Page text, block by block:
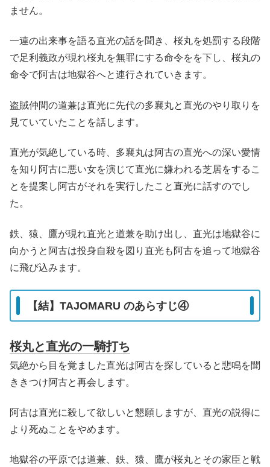
ません。
一連の出来事を語る直光の話を聞き、桜丸を処罰する段階
で足利義政が現れ桜丸を無罪にする命令をを下し、桜丸の
命令で阿古は地獄谷へと連行されていきます。
盗賊仲間の道兼は直光に先代の多襄丸と直光のやり取りを
見ていていたことを話します。
直光が気絶している時、多襄丸は阿古の直光への深い愛情
を知り阿古に悪い女を演じて直光に嫌われる芝居をするこ
とを提案し阿古がそれを実行したこと直光に話すのでし
た。
鉄、猿、鷹が現れ直光と道兼を助け出し、直光は地獄谷に
向かうと阿古は投身自殺を図り直光も阿古を追って地獄谷
に飛び込みます。
【結】TAJOMARU のあらすじ④
桜丸と直光の一騎打ち
気絶から目を覚ました直光は阿古を探していると悲鳴を聞
ききつけ阿古と再会します。
阿古は直光に殺して欲しいと懇願しますが、直光の説得に
より死ぬことをやめます。
地獄谷の平原では道兼、鉄、猿、鷹が桜丸とその家臣と戦